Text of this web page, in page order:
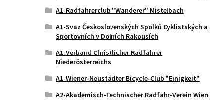
A1-Radfahrerclub "Wanderer" Mistelbach
A1-Svaz Československých Spolků Cyklistských a
Sportovních v Dolních Rakousích
A1-Verband Christlicher Radfahrer
Niederösterreichs
A1-Wiener-Neustädter Bicycle-Club "Einigkeit"
A2-Akademisch-Technischer Radfahr-Verein Wien